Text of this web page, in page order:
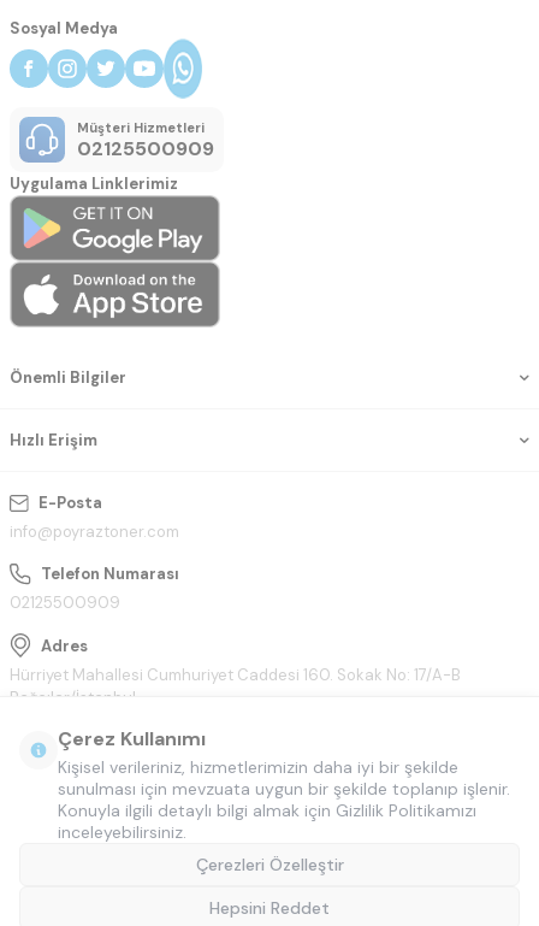
E-Posta
info@poyraztoner.com
Telefon Numarası
02125500909
Adres
Hürriyet Mahallesi Cumhuriyet Caddesi 160. Sokak No: 17/A-B
Bağcılar/İstanbul
Önemli Bilgiler
Hızlı Erişim
Sosyal Medya
Müşteri Hizmetleri
02125500909
Uygulama Linklerimiz
Çerez Kullanımı
Kişisel verileriniz, hizmetlerimizin daha iyi bir şekilde
sunulması için mevzuata uygun bir şekilde toplanıp işlenir.
Konuyla ilgili detaylı bilgi almak için Gizlilik Politikamızı
inceleyebilirsiniz.
Çerezleri Özelleştir
Hepsini Reddet